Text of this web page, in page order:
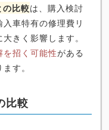
比較は、購入検討
車特有の修理費リ
きく影響します。
招く可能性がある
す。
比較